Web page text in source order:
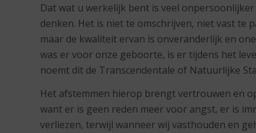
Dat wat u werkelijk bent is veel
denken. Het is niet te omschrijven, niet vast te
maar de kwaliteit ervan is onveranderlijk en
was er voor onze geboorte, is er tijdens het
noemt dit de Transcendentale of Natuurlijke
Het afstemmen hierop brengt vertrouwen en
want er is geen reden meer voor angst, er is
verliezen, terwijl wanneer wij vasthouden en